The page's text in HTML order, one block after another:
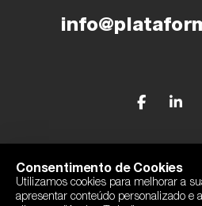
Política de
Com o apoio de
Consentimento de Cookies
Utilizamos cookies para melhorar a
apresentar conteúdo personalizado e